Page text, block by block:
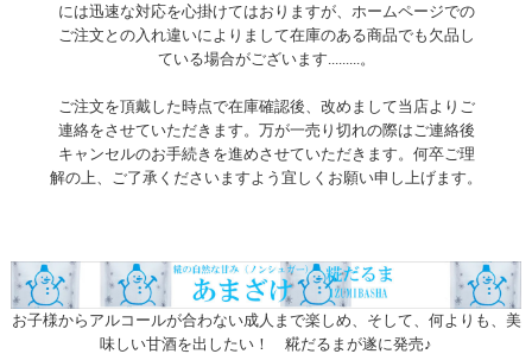
には迅速な対応を心掛けてはおりますが、ホームページでの
ご注文との入れ違いによりまして在庫のある商品でも欠品し
ている場合がございます.........。
ご注文を頂戴した時点で在庫確認後、改めまして当店よりご
連絡をさせていただきます。万が一売り切れの際はご連絡後
キャンセルのお手続きを進めさせていただきます。何卒ご理
解の上、ご了承くださいますよう宜しくお願い申し上げます。
お子様からアルコールが合わない成人まで楽しめ、そして、何よりも、美
味しい甘酒を出したい！ 糀だるまが遂に発売♪